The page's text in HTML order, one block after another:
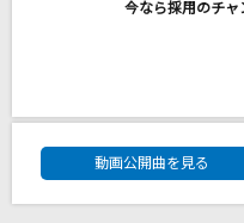
暮れゆく街のふたり
今なら採用のチ
DAM★ともボー
動画公開曲を見る